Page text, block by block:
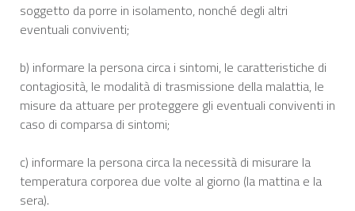
soggetto da porre in isolamento, nonché degli altri
eventuali conviventi;
b) informare la persona circa i sintomi, le caratteristiche di
contagiosità, le modalità di trasmissione della malattia, le
misure da attuare per proteggere gli eventuali conviventi in
caso di comparsa di sintomi;
c) informare la persona circa la necessità di misurare la
temperatura corporea due volte al giorno (la mattina e la
sera).